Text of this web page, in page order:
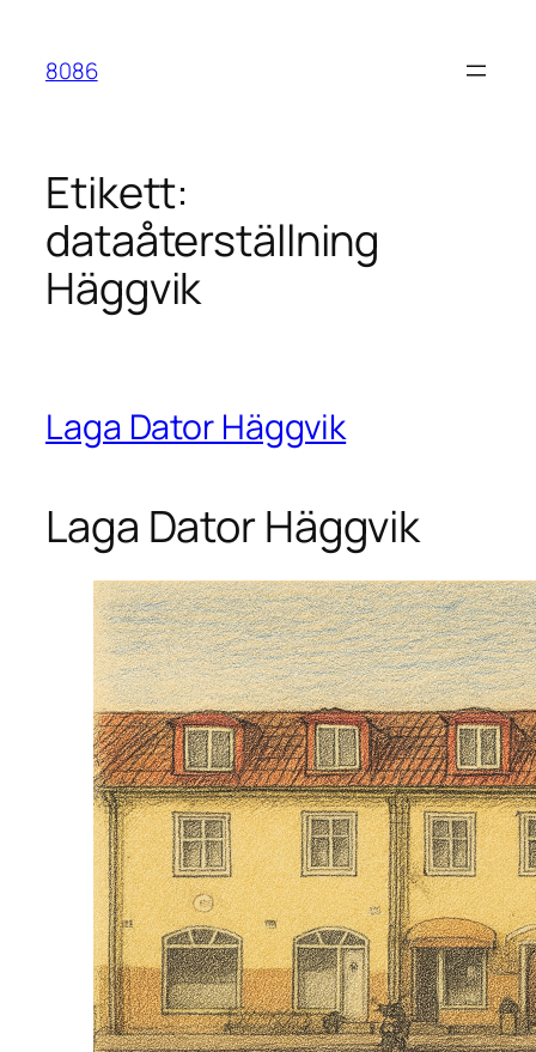
innehåll
8086
Etikett:
dataåterställning
Häggvik
Laga Dator Häggvik
Laga Dator Häggvik